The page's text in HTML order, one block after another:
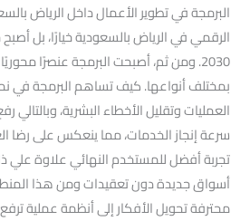
البرمجة في تطوير الأعمال داخل الرياض
الرقمي في الرياض بالسعودية خيارًا، بل
2030. ومن ثم، أصبحت البرمجة عنصرًا
بمختلف أنواعها. كيف تساهم البرمجة في
العمليات وتقليل الأخطاء البشرية،
سرعة إنجاز الخدمات، مما ينعكس على رضا
تجربة أفضل للمستخدم النهائي علاوة
أسواق جديدة دون تعقيدات ومن هذا
محترفة تحويل الأفكار إلى أنظمة عملية